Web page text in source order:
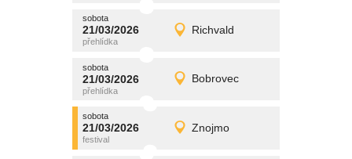
sobota
21/03/2026 Richvald
sobota
21/03/2026 Detail
promítání
sobota
21/03/2026 Bobrovec
sobota
21/03/2026 Detail
promítání
sobota
21/03/2026 Znojmo
sobota
21/03/2026 Detail
promítání